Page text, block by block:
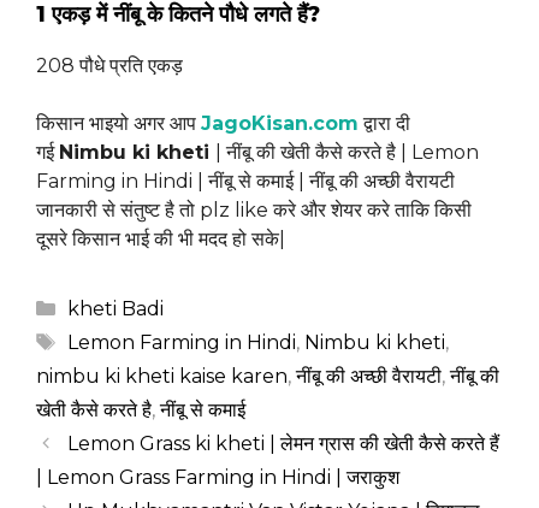
1 एकड़ में नींबू के कितने पौधे लगते हैं?
208 पौधे प्रति एकड़
किसान भाइयो अगर आप JagoKisan.com द्वारा दी
गई Nimbu ki kheti
| नींबू की खेती कैसे करते है | Lemon
Farming in Hindi | नींबू से कमाई | नींबू की अच्छी वैरायटी
जानकारी से संतुष्ट है तो plz like करे और शेयर करे ताकि किसी
दूसरे किसान भाई की भी मदद हो सके|
Categories
kheti Badi
Tags
Lemon Farming in Hindi, Nimbu ki kheti,
nimbu ki kheti kaise karen,नींबू की अच्छी वैरायटी,नींबू की
खेती कैसे करते है,नींबू से कमाई
Lemon Grass ki kheti | लेमन ग्रास की खेती कैसे करते हैं
| Lemon Grass Farming in Hindi | जराकुश